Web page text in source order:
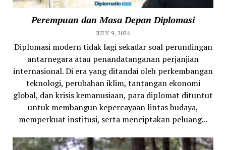
Perempuan dan Masa Depan Diplomasi
JULY 9, 2026
Diplomasi modern tidak lagi sekadar soal perundingan
antarnegara atau penandatanganan perjanjian
internasional. Di era yang ditandai oleh perkembangan
teknologi, perubahan iklim, tantangan ekonomi
global, dan krisis kemanusiaan, para diplomat dituntut
untuk membangun kepercayaan lintas budaya,
memperkuat institusi, serta menciptakan peluang...